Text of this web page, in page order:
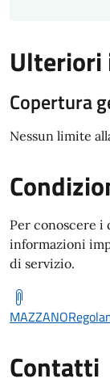
Ulteriori
Copertura
Nessun limite
Per conoscere i
informazioni
di servizio.
Contatti